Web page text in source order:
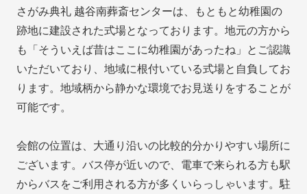
さがみ典礼 越谷南葬斎センターは、もともと幼稚園の
跡地に建設された式場となっております。地元の方から
も「そういえば昔はここに幼稚園があったね」とご認識
いただいており、地域に根付いている式場と自負してお
ります。地域柄から静かな環境でお見送りをすることが
可能です。
会館の位置は、大通り沿いの比較的分かりやすい場所に
ございます。バス停が近いので、電車で来られる方も駅
からバスをご利用される方が多くいらっしゃいます。駐